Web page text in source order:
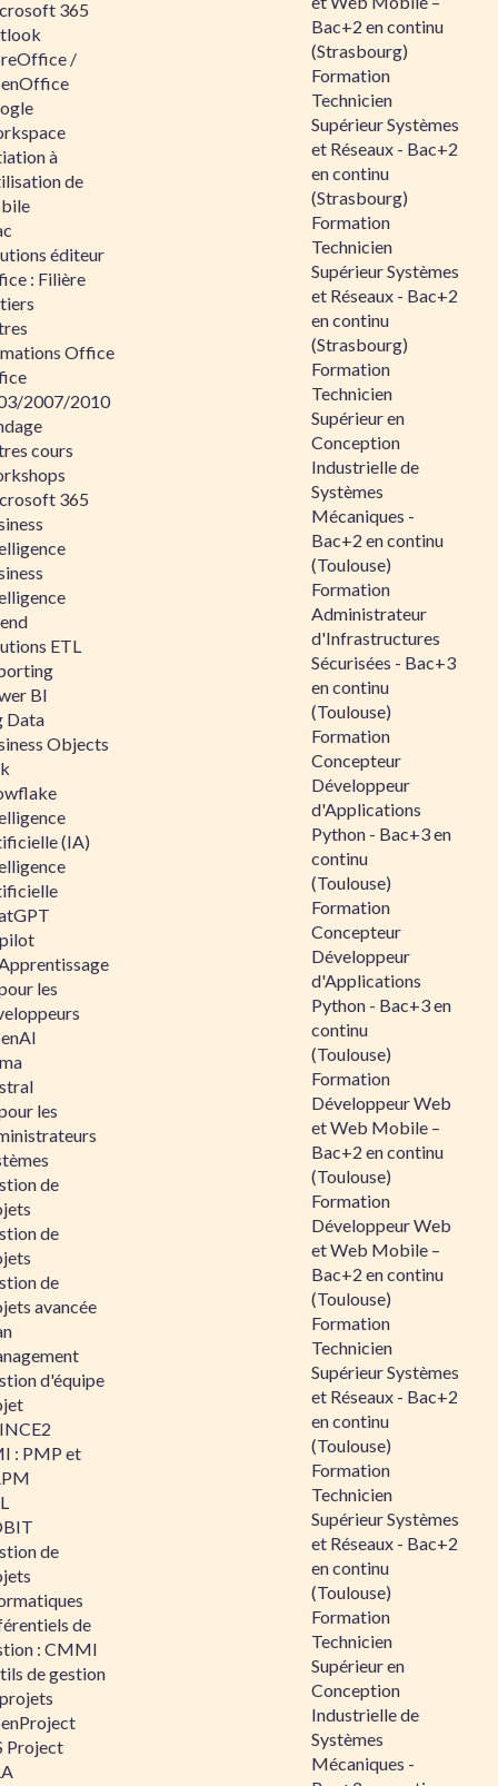
365
/
à
de
éditeur
: Filière
Office
2007/2010
cours
365
ETL
BI
Data
Objects
(IA)
les
les
de
de
de
avancée
d'équipe
: PMP et
de
de
: CMMI
de gestion
Project
Bac+2 en continu
(Strasbourg)
Formation
Technicien
Supérieur Systèmes
et Réseaux - Bac+2
en continu
(Strasbourg)
Formation
Technicien
Supérieur Systèmes
et Réseaux - Bac+2
en continu
(Strasbourg)
Formation
Technicien
Supérieur en
Conception
Industrielle de
Systèmes
Mécaniques -
Bac+2 en continu
(Toulouse)
Formation
Administrateur
d'Infrastructures
Sécurisées - Bac+3
en continu
(Toulouse)
Formation
Concepteur
Développeur
d'Applications
Python - Bac+3 en
continu
(Toulouse)
Formation
Concepteur
Développeur
d'Applications
Python - Bac+3 en
continu
(Toulouse)
Formation
Développeur Web
et Web Mobile –
Bac+2 en continu
(Toulouse)
Formation
Développeur Web
et Web Mobile –
Bac+2 en continu
(Toulouse)
Formation
Technicien
Supérieur Systèmes
et Réseaux - Bac+2
en continu
(Toulouse)
Formation
Technicien
Supérieur Systèmes
et Réseaux - Bac+2
en continu
(Toulouse)
Formation
Technicien
Supérieur en
Conception
Industrielle de
Systèmes
Mécaniques -